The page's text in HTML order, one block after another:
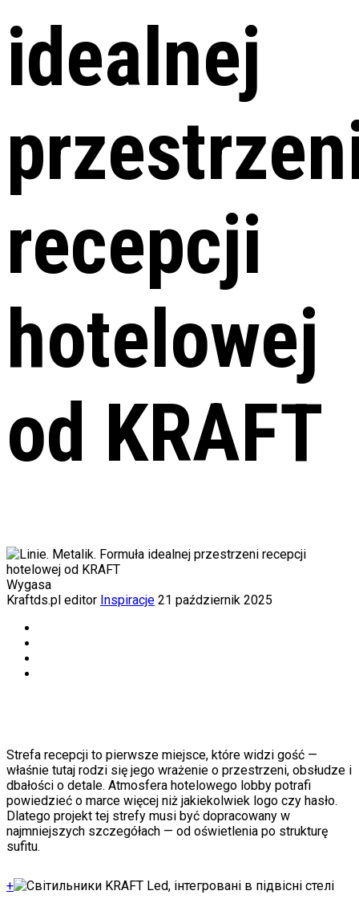
idealnej
recepcji
hotelowej
od KRAFT
Wygasa
Kraftds.pl editor Inspiracje 21 październik 2025
Strefa recepcji to pierwsze miejsce, które widzi gość —
właśnie tutaj rodzi się jego wrażenie o przestrzeni, obsłudze i
dbałości o detale. Atmosfera hotelowego lobby potrafi
powiedzieć o marce więcej niż jakiekolwiek logo czy hasło.
Dlatego projekt tej strefy musi być dopracowany w
najmniejszych szczegółach — od oświetlenia po strukturę
sufitu.
+